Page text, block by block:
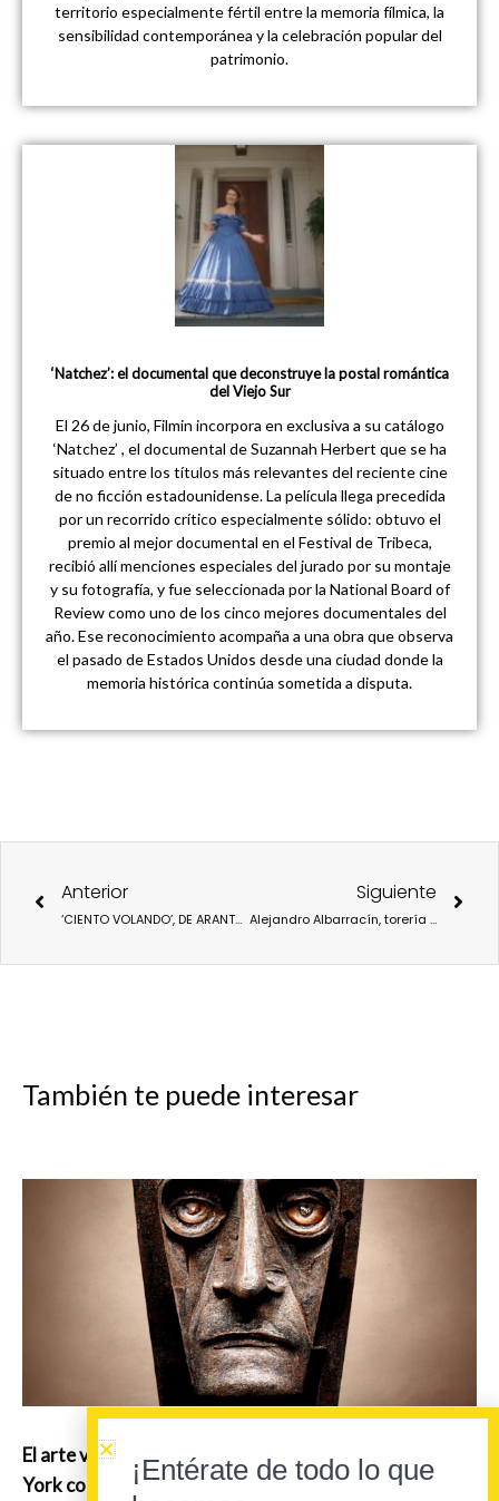
territorio especialmente fértil entre la memoria fílmica, la
sensibilidad contemporánea y la celebración popular del
patrimonio.
‘Natchez’: el documental que deconstruye la postal romántica
del Viejo Sur
El 26 de junio, Filmin incorpora en exclusiva a su catálogo
‘Natchez’ , el documental de Suzannah Herbert que se ha
situado entre los títulos más relevantes del reciente cine
de no ficción estadounidense. La película llega precedida
por un recorrido crítico especialmente sólido: obtuvo el
premio al mejor documental en el Festival de Tribeca,
recibió allí menciones especiales del jurado por su montaje
y su fotografía, y fue seleccionada por la National Board of
Review como uno de los cinco mejores documentales del
año. Ese reconocimiento acompaña a una obra que observa
el pasado de Estados Unidos desde una ciudad donde la
memoria histórica continúa sometida a disputa.
Anterior
‘CIENTO VOLANDO’, DE ARANTXA AGUIRRE, UN DOCUMENTAL SOBRE EL ESCULTOR EDUARDO CHILLIDA CONDUCIDO POR JONE LASPIUR
Siguiente
Alejandro Albarracín, torería y serranía de un actor que renace y triunfa en Élite y 4 Estrellas
También te puede interesar
El arte vasco de Patxi Xabier Lezama vuelve a New
York con una mirada mitológica y de vanguardia
¡Entérate de todo lo que